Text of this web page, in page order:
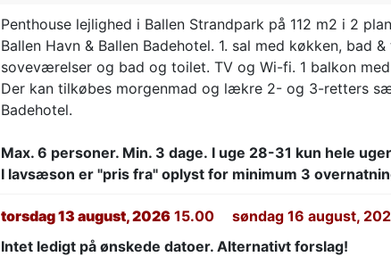
Penthouse lejlighed i Ballen Strandpark på 112 m2 i 2
Ballen Havn & Ballen Badehotel. 1. sal med køkken, bad
soveværelser og bad og toilet. TV og Wi-fi. 1 balkon
Der kan tilkøbes morgenmad og lækre 2- og 3-retters
Badehotel.
Max. 6 personer. Min. 3 dage. I uge 28-31 kun hele
I lavsæson er "pris fra" oplyst for minimum 3
torsdag 13 august, 2026 15.00
søndag 16 august,
Intet ledigt på ønskede datoer. Alternativt forslag!